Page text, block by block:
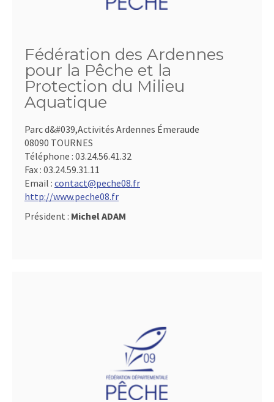
Fédération des Ardennes
pour la Pêche et la
Protection du Milieu
Aquatique
Parc d&#039,Activités Ardennes Émeraude
08090 TOURNES
Téléphone : 03.24.56.41.32
Fax : 03.24.59.31.11
Email : contact@peche08.fr
http://www.peche08.fr
Président : Michel ADAM